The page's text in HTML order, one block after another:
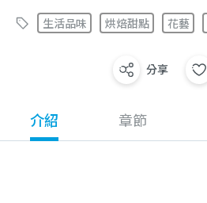
生活品味 烘焙甜點 花藝
分享
介紹 章節